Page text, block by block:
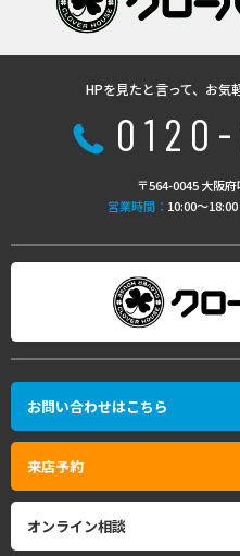
HPを見たと言って、お気
〒564-0045 大阪
営業時間： 10:00〜18:00
お問い合わせはこちら
来店予約
オンライン相談